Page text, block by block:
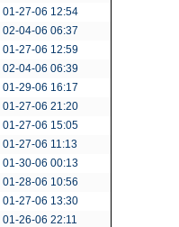
01-27-06 12:54
02-04-06 06:37
01-27-06 12:59
02-04-06 06:39
01-29-06 16:17
01-27-06 21:20
01-27-06 15:05
01-27-06 11:13
01-30-06 00:13
01-28-06 10:56
01-27-06 13:30
01-26-06 22:11